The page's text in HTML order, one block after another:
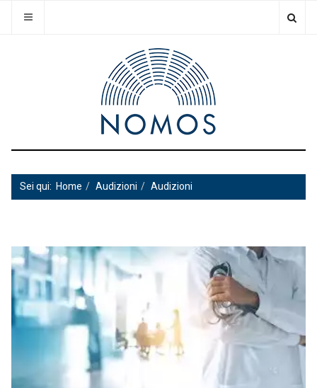
Sei qui: Home Audizioni Audizioni